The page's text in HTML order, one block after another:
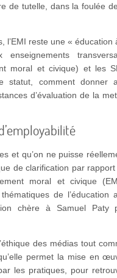
de tutelle, dans la foulée
l’EMI reste une « éducation
moral et civique) et les
statut, comment donner
d’évaluation de la
et qu’on ne puisse
de clarification par rapport
moral et civique
de l’éducation
chère à Samuel Paty
des médias tout
permet la mise en
les pratiques, pour